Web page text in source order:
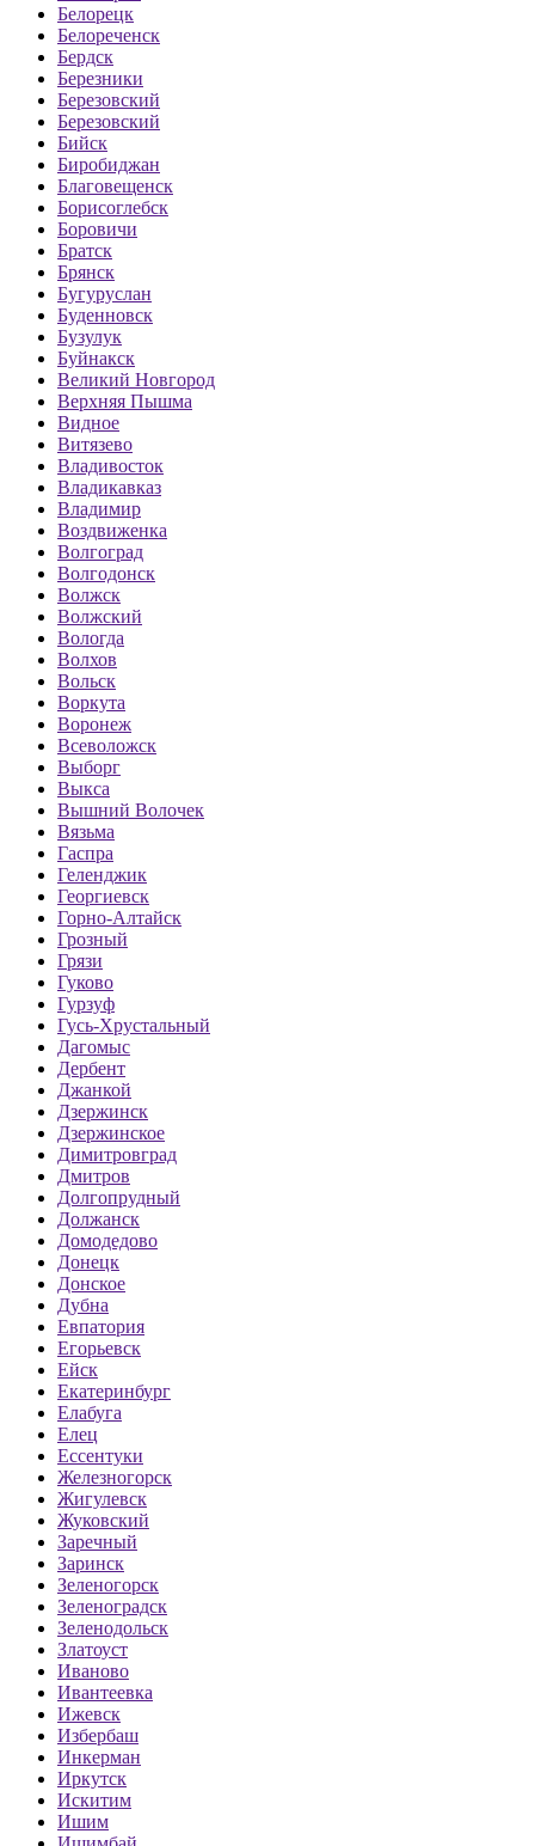
Белорецк
Белореченск
Бердск
Березники
Березовский
Березовский
Бийск
Биробиджан
Благовещенск
Борисоглебск
Боровичи
Братск
Брянск
Бугуруслан
Буденновск
Бузулук
Буйнакск
Великий Новгород
Верхняя Пышма
Видное
Витязево
Владивосток
Владикавказ
Владимир
Воздвиженка
Волгоград
Волгодонск
Волжск
Волжский
Вологда
Волхов
Вольск
Воркута
Воронеж
Всеволожск
Выборг
Выкса
Вышний Волочек
Вязьма
Гаспра
Геленджик
Георгиевск
Горно-Алтайск
Грозный
Грязи
Гуково
Гурзуф
Гусь-Хрустальный
Дагомыс
Дербент
Джанкой
Дзержинск
Дзержинское
Димитровград
Дмитров
Долгопрудный
Должанск
Домодедово
Донецк
Донское
Дубна
Евпатория
Егорьевск
Ейск
Екатеринбург
Елабуга
Елец
Ессентуки
Железногорск
Жигулевск
Жуковский
Заречный
Заринск
Зеленогорск
Зеленоградск
Зеленодольск
Златоуст
Иваново
Ивантеевка
Ижевск
Избербаш
Инкерман
Иркутск
Искитим
Ишим